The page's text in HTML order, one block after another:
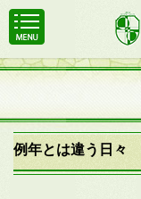
例年とは違う日々